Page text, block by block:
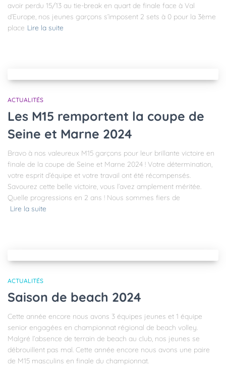
avoir perdu 15/13 au tie-break en quart de finale face à Val
d’Europe, nos jeunes garçons s’imposent 2 sets à 0 pour la 3ème
place Lire la suite
ACTUALITÉS
Les M15 remportent la coupe de
Seine et Marne 2024
Bravo à nos valeureux M15 garçons pour leur brillante victoire en
finale de la coupe de Seine et Marne 2024 ! Votre détermination,
votre esprit d’équipe et votre travail ont été récompensés.
Savourez cette belle victoire, vous l’avez amplement méritée.
Quelle progressions en 2 ans ! Nous sommes fiers de
Lire la suite
ACTUALITÉS
Saison de beach 2024
Cette année encore nous avons 3 équipes jeunes et 1 équipe
senior engagées en championnat régional de beach volley.
Malgré l’absence de terrain de beach au club, nos jeunes se
débrouillent pas mal. Cette année encore nous avons une paire
de M15 masculins en finale du championnat.